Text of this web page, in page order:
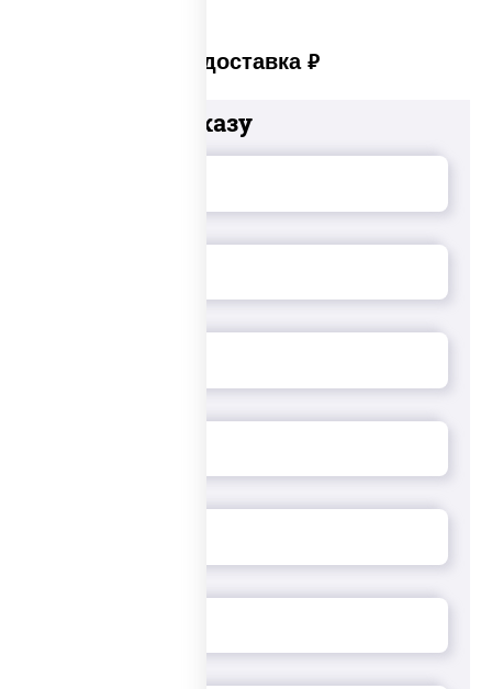
Платная доставка руб
Добавьте к заказу